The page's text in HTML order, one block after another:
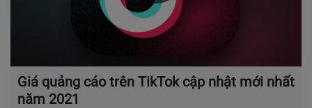
Giá quảng cáo trên TikTok cập nhật mới nhất
năm 2021